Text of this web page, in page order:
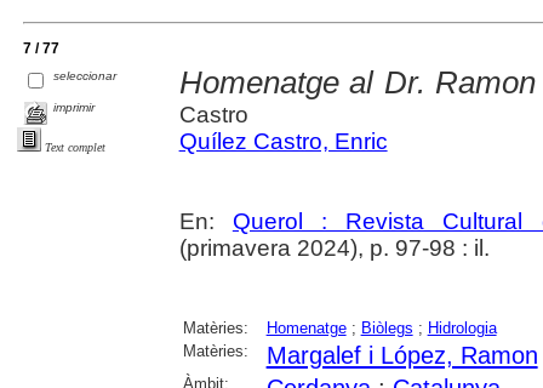
7 / 77
seleccionar
imprimir
Text complet
Homenatge al Dr.
Castro
Quílez Castro, Enric
En: Querol : Revista Cultural
(primavera 2024), p. 97-98 : il.
Matèries: Homenatge; Biòlegs ; Hidrologia
Matèries:
Margalef i López, Ramon
Àmbit: